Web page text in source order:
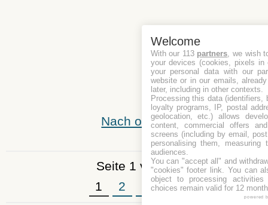
Nach oben
Seite 1 von 3
1
2 »
Welcome
With our 113 partners, we wish
your devices (cookies, pixels
your personal data with our
website or in our emails,
later, including in other contexts.
Processing this data (identifiers,
loyalty programs, IP, postal
geolocation, etc.) allows
content, commercial offers
screens (including by email,
personalising them, measuring
audiences.
You can "accept all" and
"cookies" footer link. You can
object to processing
choices remain valid for 12
powered